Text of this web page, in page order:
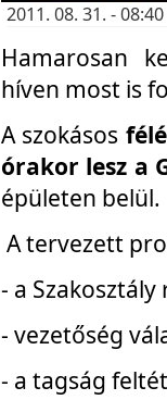
2011. 08. 31. -
Hamarosan
híven most is
A szokásos
órakor lesz a
épületen belül.
A tervezett
- a
- vezetőség
- a tagság